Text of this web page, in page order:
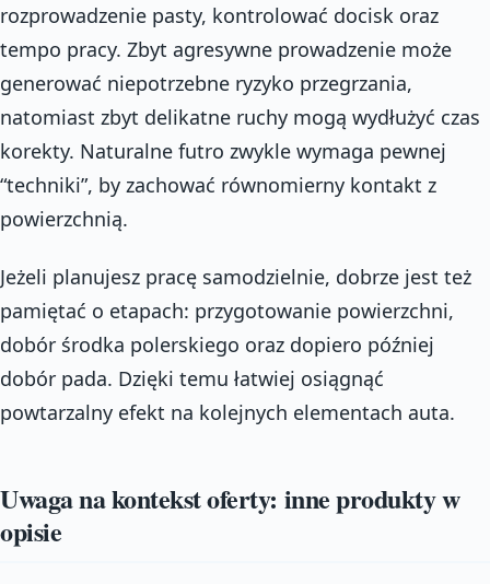
rozprowadzenie pasty, kontrolować docisk oraz
tempo pracy. Zbyt agresywne prowadzenie może
generować niepotrzebne ryzyko przegrzania,
natomiast zbyt delikatne ruchy mogą wydłużyć czas
korekty. Naturalne futro zwykle wymaga pewnej
“techniki”, by zachować równomierny kontakt z
powierzchnią.
Jeżeli planujesz pracę samodzielnie, dobrze jest też
pamiętać o etapach: przygotowanie powierzchni,
dobór środka polerskiego oraz dopiero później
dobór pada. Dzięki temu łatwiej osiągnąć
powtarzalny efekt na kolejnych elementach auta.
Uwaga na kontekst oferty: inne produkty w
opisie